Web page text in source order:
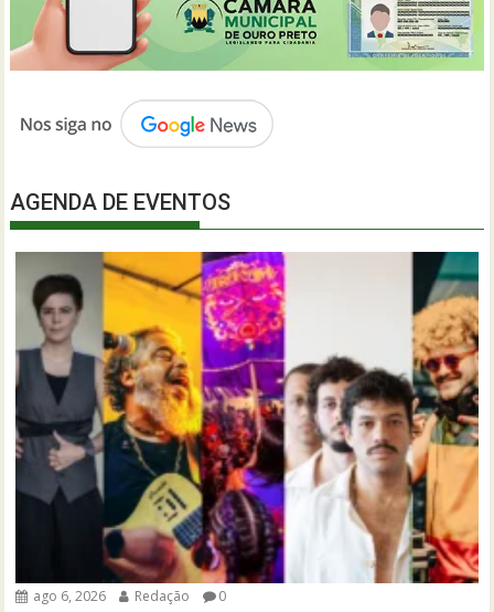
AGENDA DE EVENTOS
ago 6, 2026 Redação 0